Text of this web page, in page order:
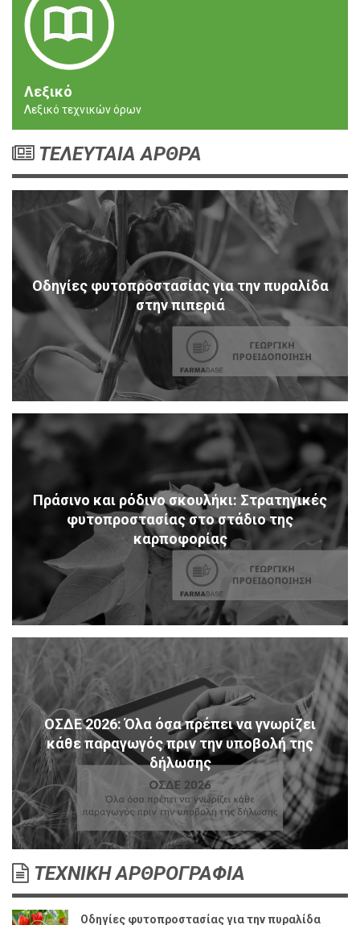
Λεξικό
Λεξικό τεχνικών όρων
ΤΕΛΕΥΤΑΙΑ ΑΡΘΡΑ
Οδηγίες φυτοπροστασίας για την πυραλίδα
στην πιπεριά
Πράσινο και ρόδινο σκουλήκι: Στρατηγικές
φυτοπροστασίας στο στάδιο της
καρποφορίας
ΟΣΔΕ 2026: Όλα όσα πρέπει να γνωρίζει
κάθε παραγωγός πριν την υποβολή της
δήλωσης
ΤΕΧΝΙΚΗ ΑΡΘΡΟΓΡΑΦΙΑ
Οδηγίες φυτοπροστασίας για την πυραλίδα